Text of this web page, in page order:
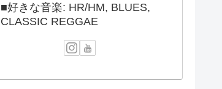
■好きな音楽: HR/HM, BLUES,
CLASSIC REGGAE